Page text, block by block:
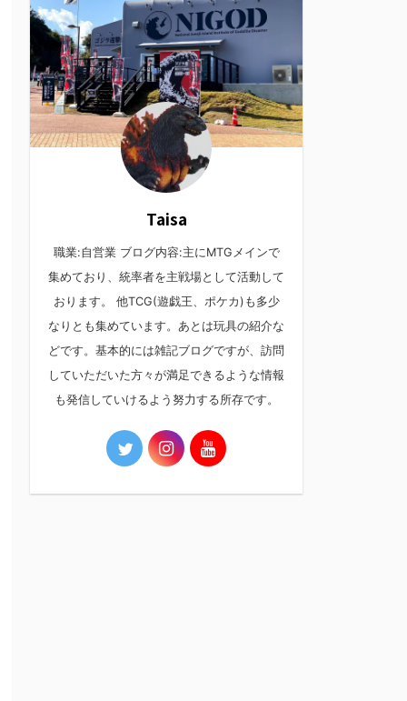
Taisa
職業:自営業 ブログ内容:主にMTGメインで
集めており、統率者を主戦場として活動して
おります。 他TCG(遊戯王、ポケカ)も多少
なりとも集めています。あとは玩具の紹介な
どです。基本的には雑記ブログですが、訪問
していただいた方々が満足できるような情報
も発信していけるよう努力する所存です。